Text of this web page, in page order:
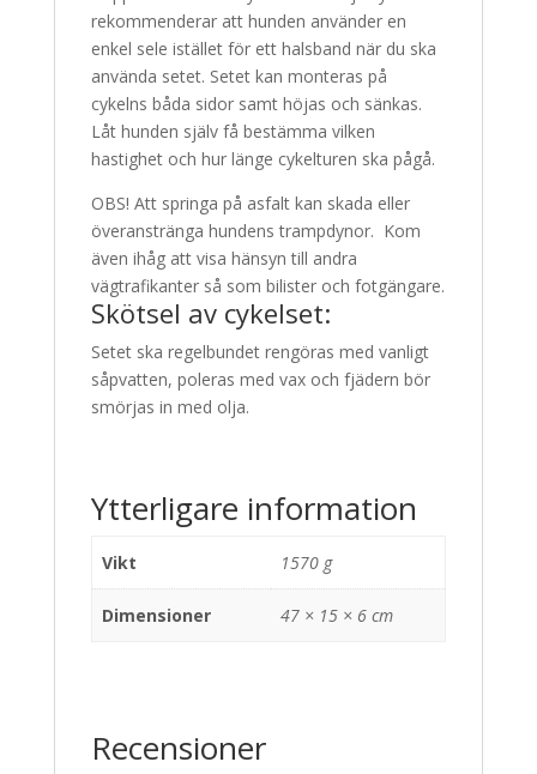
rekommenderar att hunden använder en
enkel sele istället för ett halsband när du ska
använda setet. Setet kan monteras på
cykelns båda sidor samt höjas och sänkas.
Låt hunden själv få bestämma vilken
hastighet och hur länge cykelturen ska pågå.
OBS! Att springa på asfalt kan skada eller
överanstränga hundens trampdynor. Kom
även ihåg att visa hänsyn till andra
vägtrafikanter så som bilister och fotgängare.
Skötsel av cykelset:
Setet ska regelbundet rengöras med vanligt
såpvatten, poleras med vax och fjädern bör
smörjas in med olja.
Ytterligare information
Vikt 1570 g
Dimensioner 47 × 15 × 6 cm
Recensioner